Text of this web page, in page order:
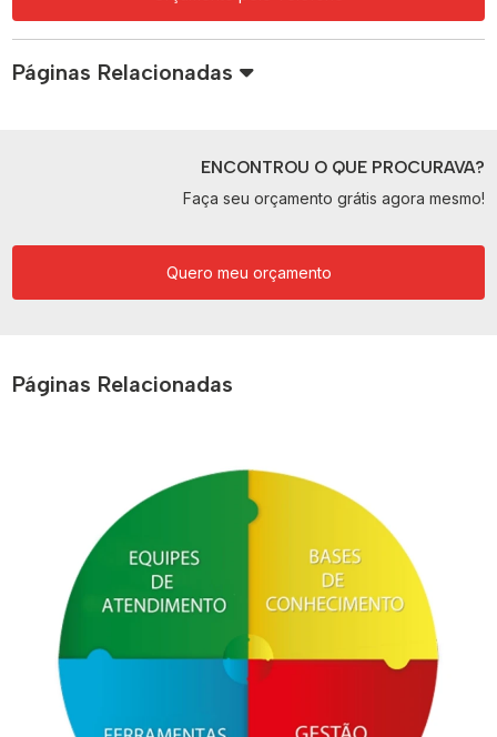
Páginas Relacionadas
ENCONTROU O QUE PROCURAVA?
Faça seu orçamento grátis agora mesmo!
Quero meu orçamento
Páginas Relacionadas